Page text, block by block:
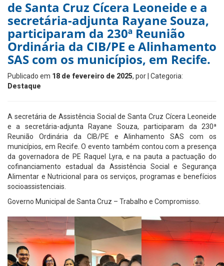
de Santa Cruz Cícera Leoneide e a
secretária-adjunta Rayane Souza,
participaram da 230ª Reunião
Ordinária da CIB/PE e Alinhamento
SAS com os municípios, em Recife.
Publicado em 18 de fevereiro de 2025, por | Categoria:
Destaque
A secretária de Assistência Social de Santa Cruz Cícera Leoneide
e a secretária-adjunta Rayane Souza, participaram da 230ª
Reunião Ordinária da CIB/PE e Alinhamento SAS com os
municípios, em Recife. O evento também contou com a presença
da governadora de PE Raquel Lyra, e na pauta a pactuação do
cofinanciamento estadual da Assistência Social e Segurança
Alimentar e Nutricional para os serviços, programas e benefícios
socioassistenciais.
Governo Municipal de Santa Cruz – Trabalho e Compromisso.